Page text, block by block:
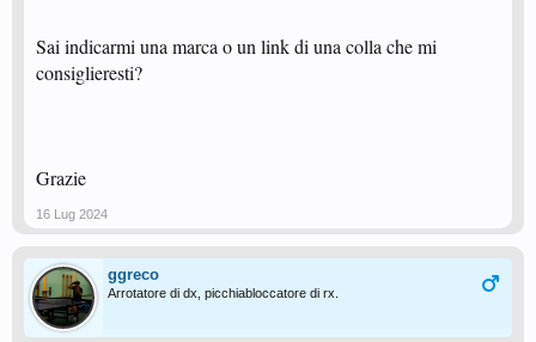
Sai indicarmi una marca o un link di una colla che mi
consiglieresti?
Grazie
16 Lug 2024
ggreco
Arrotatore di dx, picchiabloccatore di rx.